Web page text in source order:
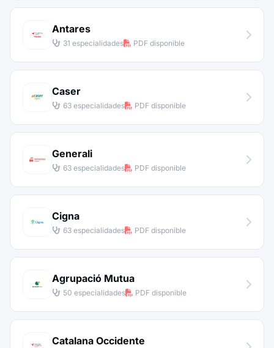
Antares
31 especialidades PDF disponible
Caser
63 especialidades PDF disponible
Generali
63 especialidades PDF disponible
Cigna
63 especialidades PDF disponible
Agrupació Mutua
50 especialidades PDF disponible
Catalana Occidente